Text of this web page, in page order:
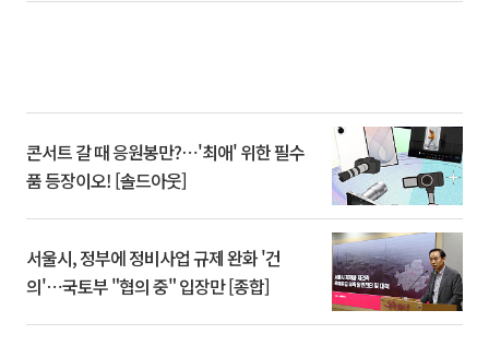
콘서트 갈 때 응원봉만?⋯'최애' 위한 필수
품 등장이오! [솔드아웃]
서울시, 정부에 정비사업 규제 완화 '건
의'⋯국토부 "협의 중" 입장만 [종합]